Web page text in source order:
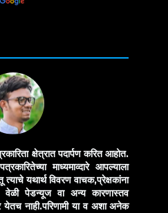
क्षेत्रात पदार्पण करित आहोत.
माध्यमाव्दारे आपल्याला
त्याचे यथार्थ विवरण वाचक,प्रेक्षकांना
वेळी पेडन्यूज वा अन्य कारणास्तव
येतच नाही.परिणामी या व अशा अनेक